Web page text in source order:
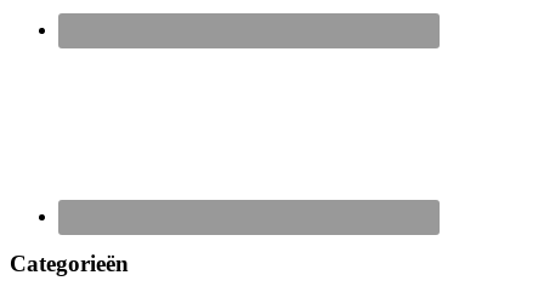
Categorieën